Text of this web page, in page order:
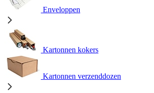
Enveloppen
Kartonnen kokers
Kartonnen verzenddozen